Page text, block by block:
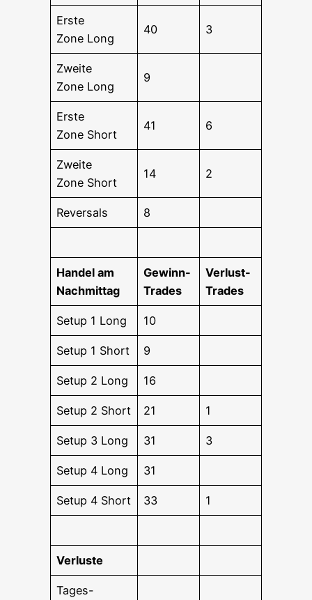
Ers­te
Zone Long
40 3
Zwei­te
Zone Long
9
Ers­te
Zone Short
41 6
Zwei­te
Zone Short
14 2
Rever­sals 8
Han­del am
Nachmittag
Gewinn-
Trades
Ver­lust-
Trades
Set­up 1 Long 10
Set­up 1 Short 9
Set­up 2 Long 16
Set­up 2 Short 21 1
Set­up 3 Long 31 3
Set­up 4 Long 31
Set­up 4 Short 33 1
Ver­lus­te
Tages-